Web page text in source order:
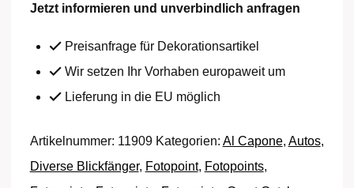
Jetzt informieren und unverbindlich anfragen
Preisanfrage für Dekorationsartikel
Wir setzen Ihr Vorhaben europaweit um
Lieferung in die EU möglich
Artikelnummer: 11909 Kategorien: Al Capone, Autos,
Diverse Blickfänger, Fotopoint, Fotopoints,